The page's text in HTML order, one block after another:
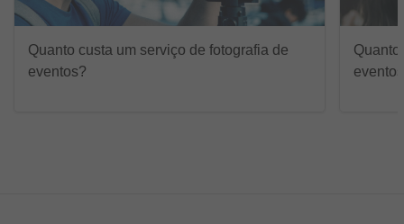
Quanto custa um serviço de fotografia de
eventos?